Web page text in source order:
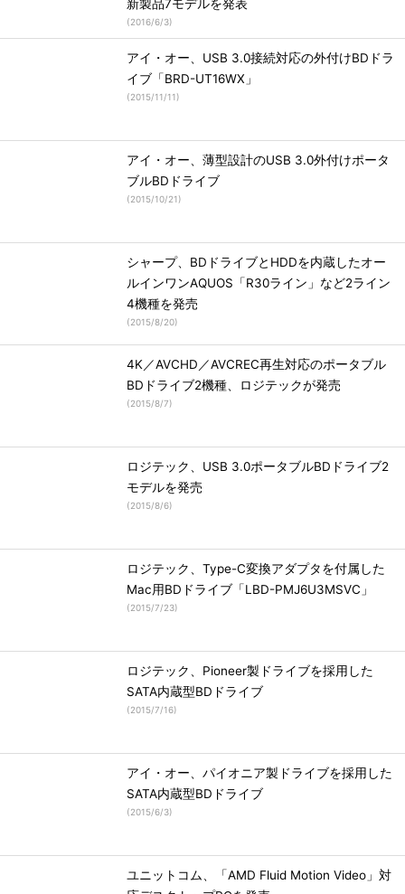
新製品7モデルを発表
(2016/6/3)
アイ・オー、USB 3.0接続対応の外付けBDドラ
イブ「BRD-UT16WX」
(2015/11/11)
アイ・オー、薄型設計のUSB 3.0外付けポータ
ブルBDドライブ
(2015/10/21)
シャープ、BDドライブとHDDを内蔵したオー
ルインワンAQUOS「R30ライン」など2ライン
4機種を発売
(2015/8/20)
4K／AVCHD／AVCREC再生対応のポータブル
BDドライブ2機種、ロジテックが発売
(2015/8/7)
ロジテック、USB 3.0ポータブルBDドライブ2
モデルを発売
(2015/8/6)
ロジテック、Type-C変換アダプタを付属した
Mac用BDドライブ「LBD-PMJ6U3MSVC」
(2015/7/23)
ロジテック、Pioneer製ドライブを採用した
SATA内蔵型BDドライブ
(2015/7/16)
アイ・オー、パイオニア製ドライブを採用した
SATA内蔵型BDドライブ
(2015/6/3)
ユニットコム、「AMD Fluid Motion Video」対